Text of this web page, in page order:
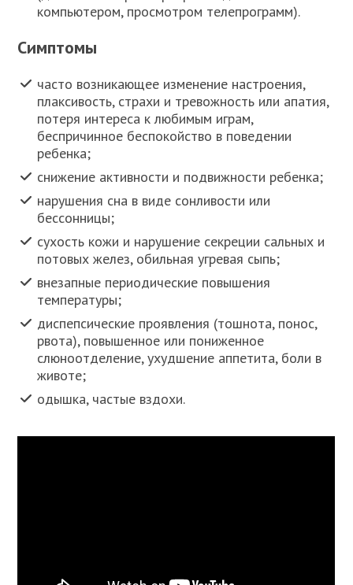
компьютером, просмотром телепрограмм).
Симптомы
часто возникающее изменение настроения,
плаксивость, страхи и тревожность или апатия,
потеря интереса к любимым играм,
беспричинное беспокойство в поведении
ребенка;
снижение активности и подвижности ребенка;
нарушения сна в виде сонливости или
бессонницы;
сухость кожи и нарушение секреции сальных и
потовых желез, обильная угревая сыпь;
внезапные периодические повышения
температуры;
диспепсические проявления (тошнота, понос,
рвота), повышенное или пониженное
слюноотделение, ухудшение аппетита, боли в
животе;
одышка, частые вздохи.